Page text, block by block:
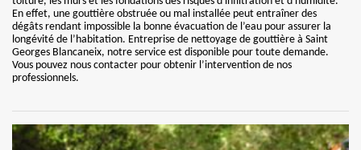
En effet, une gouttière obstruée ou mal installée peut entraîner des
dégâts rendant impossible la bonne évacuation de l’eau pour assurer la
longévité de l’habitation. Entreprise de nettoyage de gouttière à Saint
Georges Blancaneix, notre service est disponible pour toute demande.
Vous pouvez nous contacter pour obtenir l’intervention de nos
professionnels.